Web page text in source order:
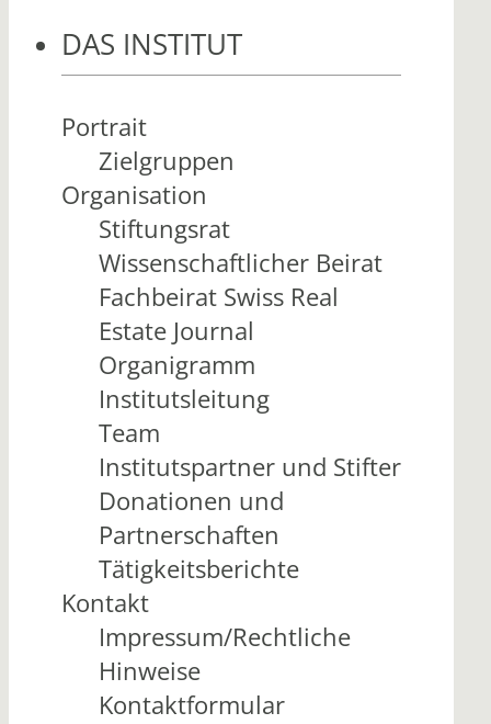
DAS INSTITUT
Portrait
Zielgruppen
Organisation
Stiftungsrat
Wissenschaftlicher Beirat
Fachbeirat Swiss Real
Estate Journal
Organigramm
Institutsleitung
Team
Institutspartner und Stifter
Donationen und
Partnerschaften
Tätigkeitsberichte
Kontakt
Impressum/Rechtliche
Hinweise
Kontaktformular